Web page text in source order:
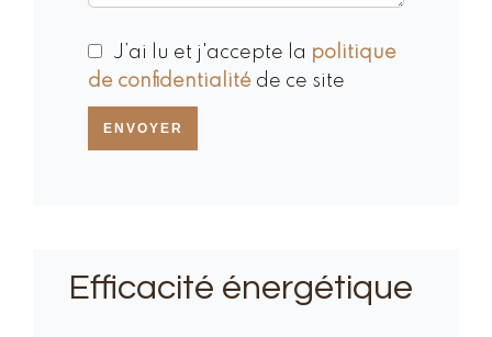
J’ai lu et j'accepte la politique
de confidentialité de ce site
ENVOYER
Efficacité énergétique